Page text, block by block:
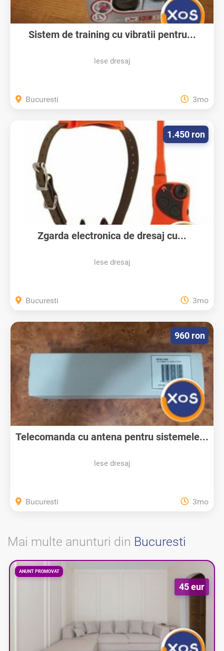
Sistem de training cu vibratii pentru...
lese dresaj
Bucuresti 3mo
Zgarda electronica de dresaj cu...
lese dresaj
1.450 ron
Bucuresti 3mo
Telecomanda cu antena pentru sistemele...
lese dresaj
960 ron
Bucuresti 3mo
Mai multe anunturi din Bucuresti
ANUNT PROMOVAT
45 eur